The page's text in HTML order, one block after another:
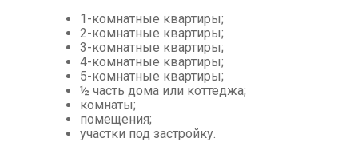
1-комнатные квартиры;
2-комнатные квартиры;
3-комнатные квартиры;
4-комнатные квартиры;
5-комнатные квартиры;
½ часть дома или коттеджа;
комнаты;
помещения;
участки под застройку.